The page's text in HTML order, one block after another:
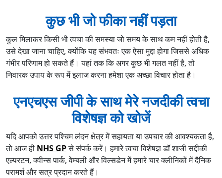
कुछ भी जो फीका नहीं पड़ता
कुल मिलाकर किसी भी त्वचा की समस्या जो समय के साथ कम नहीं होती है,
उसे देखा जाना चाहिए, क्योंकि यह संभवतः एक ऐसा मुद्दा होगा जिससे अधिक
गंभीर परिणाम हो सकते हैं। यहां तक ​​कि अगर कुछ भी गलत नहीं है, तो
निवारक उपाय के रूप में इलाज करना हमेशा एक अच्छा विचार होता है।
एनएचएस जीपी के साथ मेरे नजदीकी त्वचा
विशेषज्ञ को खोजें
यदि आपको उत्तर पश्चिम लंदन क्षेत्र में सहायता या उपचार की आवश्यकता है,
तो आज ही NHS GPसे संपर्क करें। हमारे त्वचा विशेषज्ञ डॉ शाजी सद्दीकी
एल्परटन, क्वीन्स पार्क, वेम्बली और विल्सडेन में हमारे चार क्लीनिकों में दैनिक
परामर्श और सत्र प्रदान करते हैं।